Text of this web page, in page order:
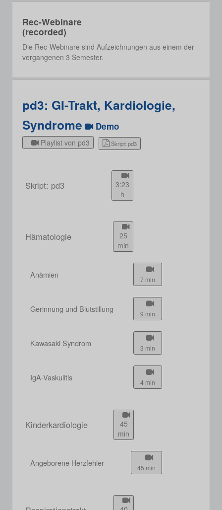
Rec-Webinare
(recorded)
Die Rec-Webinare sind Aufzeichnungen aus einem der
vergangenen 3 Semester.
pd3: GI-Trakt, Kardiologie,
Syndrome
Demo
Playlist von pd3 Skript: pd3
Skript: pd3
3:23
h
Hämatologie
25
min
Anämien 7 min
Gerinnung und Blutstillung 9 min
Kawasaki Syndrom 3 min
IgA-Vaskulitis 4 min
Kinderkardiologie
45
min
Angeborene Herzfehler 45 min